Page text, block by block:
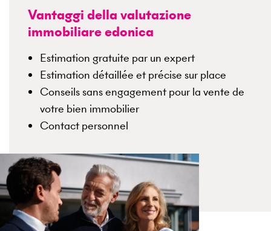
Vantaggi della valutazione
immobiliare edonica
Estimation gratuite par un expert
Estimation détaillée et précise sur place
Conseils sans engagement pour la vente de
votre bien immobilier
Contact personnel